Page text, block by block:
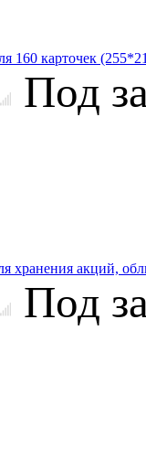
160 карточек
Под
хранения акций,
Под